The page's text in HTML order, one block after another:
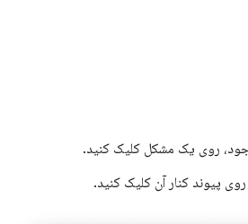
روی یک مشکل کلیک کنید.
پیوند کنار آن کلیک کنید.